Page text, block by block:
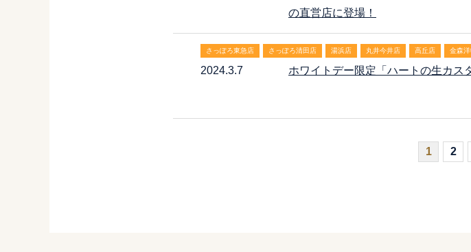
の直営店に登場！
さっぽろ東急店 さっぽろ清田店 湯浜店 丸井今井店 高丘店 金森
2024.3.7 ホワイトデー限定「ハートの生カス
1 2